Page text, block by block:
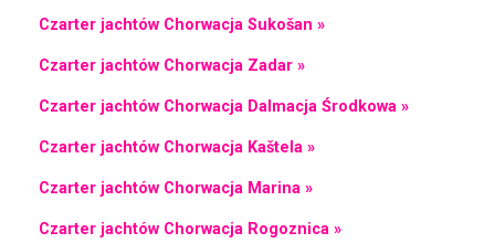
Czarter jachtów Chorwacja Sukošan »
Czarter jachtów Chorwacja Zadar »
Czarter jachtów Chorwacja Dalmacja Środkowa »
Czarter jachtów Chorwacja Kaštela »
Czarter jachtów Chorwacja Marina »
Czarter jachtów Chorwacja Rogoznica »